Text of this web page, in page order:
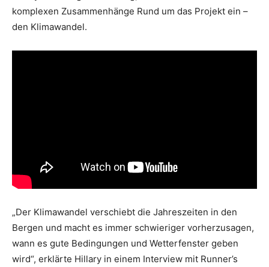
komplexen Zusammenhänge Rund um das Projekt ein –
den Klimawandel.
„Der Klimawandel verschiebt die Jahreszeiten in den
Bergen und macht es immer schwieriger vorherzusagen,
wann es gute Bedingungen und Wetterfenster geben
wird“, erklärte Hillary in einem Interview mit Runner’s